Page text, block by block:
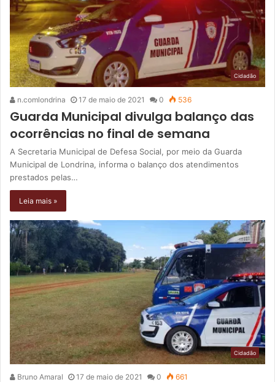
Cidadão
n.comlondrina 17 de maio de 2021 0 536
Guarda Municipal divulga balanço das
ocorrências no final de semana
A Secretaria Municipal de Defesa Social, por meio da Guarda
Municipal de Londrina, informa o balanço dos atendimentos
prestados pelas…
Leia mais »
Cidadão
Bruno Amaral 17 de maio de 2021 0 661